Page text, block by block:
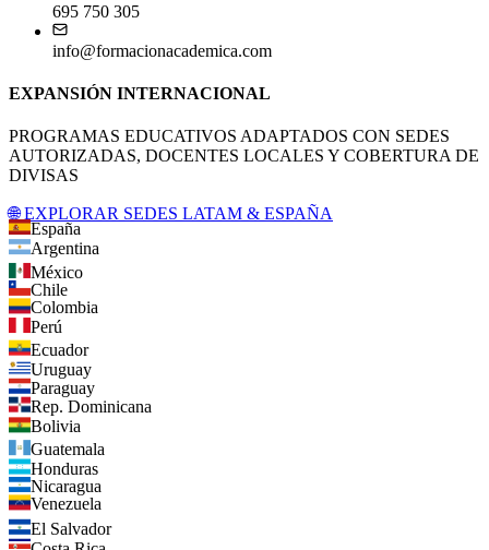
695 750 305
info@formacionacademica.com
EXPANSIÓN INTERNACIONAL
PROGRAMAS EDUCATIVOS ADAPTADOS CON SEDES
AUTORIZADAS, DOCENTES LOCALES Y COBERTURA DE
DIVISAS
🌐 EXPLORAR SEDES LATAM & ESPAÑA
España
Argentina
México
Chile
Colombia
Perú
Ecuador
Uruguay
Paraguay
Rep. Dominicana
Bolivia
Guatemala
Honduras
Nicaragua
Venezuela
El Salvador